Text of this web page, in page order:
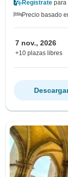
Regístrate para
Precio basado
7 nov., 2026
+10 plazas libres